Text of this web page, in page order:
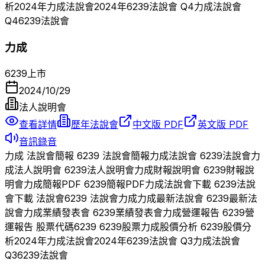
析2024年力成法說會2024年6239法說會 Q4力成法說會
Q46239法說會
力成
6239 上市
2024/10/29
法人說明會
查看詳情
歷年法說會 中文版 PDF
英文版 PDF
音訊錄音
力成 法說會簡報 6239 法說會簡報力成法說會 6239法說會力
成法人說明會 6239法人說明會力成財報說明會 6239財報說
明會力成簡報PDF 6239簡報PDF力成法說會下載 6239法說
會下載 法說會6239 法說會力成力成最新法說會 6239最新法
說會力成業績發表會 6239業績發表會力成營運報告 6239營
運報告 股票代碼6239 6239股票力成股價分析 6239股價分
析2024年力成法說會2024年6239法說會 Q3力成法說會
Q36239法說會